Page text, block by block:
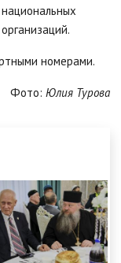
номерами.
Фото: Юлия Турова